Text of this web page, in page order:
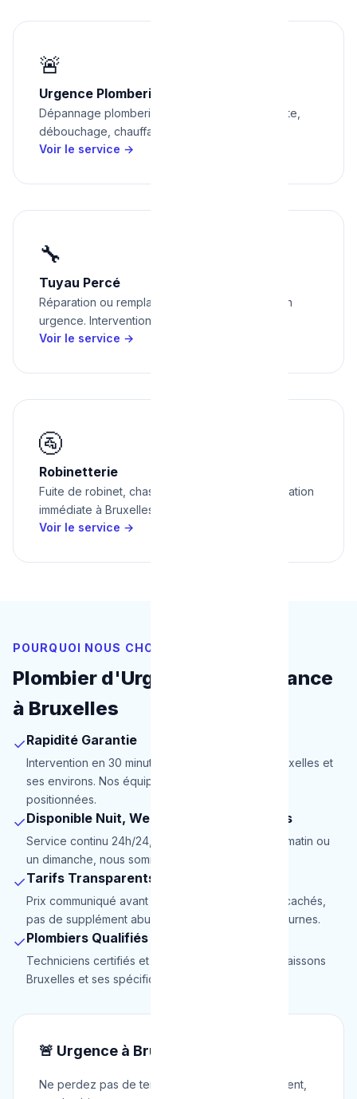
🚨
Urgence Plomberie
Dépannage plomberie express à Bruxelles : fuite,
débouchage, chauffage, inondation.
Voir le service →
🔧
Tuyau Percé
Réparation ou remplacement de tuyau percé en
urgence. Intervention rapide à Bruxelles.
Voir le service →
🚰
Robinetterie
Fuite de robinet, chasse d'eau cassée — réparation
immédiate à Bruxelles.
Voir le service →
POURQUOI NOUS CHOISIR
Plombier d'Urgence de Confiance
à Bruxelles
✓Rapidité Garantie
Intervention en 30 minutes maximum dans tout Bruxelles et
ses environs. Nos équipes sont stratégiquement
positionnées.
✓Disponible Nuit, Week-end et Jours Fériés
Service continu 24h/24, 7j/7. Que ce soit à 3h du matin ou
un dimanche, nous sommes là.
✓Tarifs Transparents
Prix communiqué avant intervention. Pas de frais cachés,
pas de supplément abusif pour les urgences nocturnes.
✓Plombiers Qualifiés
Techniciens certifiés et expérimentés. Nous connaissons
Bruxelles et ses spécificités de plomberie.
🚨 Urgence à Bruxelles ?
Ne perdez pas de temps. Appelez immédiatement,